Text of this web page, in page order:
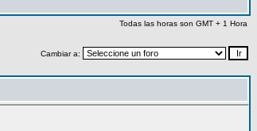
Todas las horas son GMT + 1 Hora
Cambiar a: